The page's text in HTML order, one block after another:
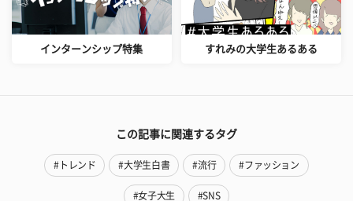
インターンシップ特集 すれみの大学生あるある
この記事に関連するタグ
#トレンド #大学生白書 #流行 #ファッション
#女子大生 #SNS